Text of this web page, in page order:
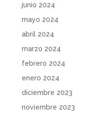
junio 2024
mayo 2024
abril 2024
marzo 2024
febrero 2024
enero 2024
diciembre 2023
noviembre 2023